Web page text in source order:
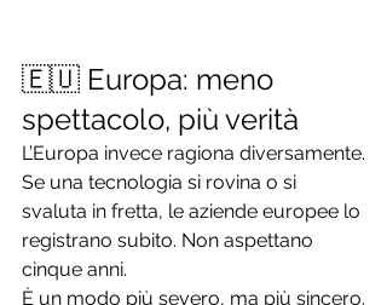
🇪🇺 Europa: meno
spettacolo, più verità
L’Europa invece ragiona diversamente.
Se una tecnologia si rovina o si
svaluta in fretta, le aziende europee lo
registrano subito. Non aspettano
cinque anni.
È un modo più severo, ma più sincero.